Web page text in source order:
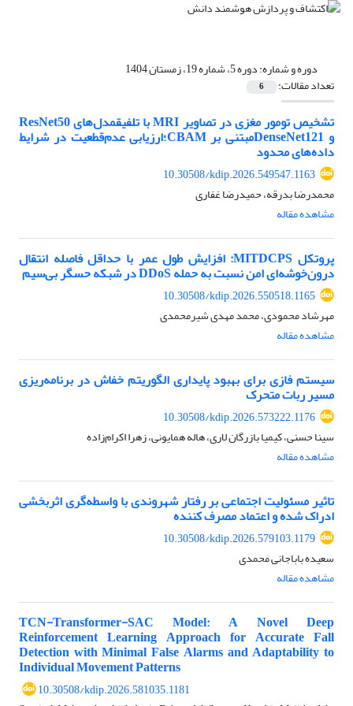
دوره و شماره:دوره 5، شماره 19، زمستان 1404
تعداد مقالات: 6
تشخیص تومور مغزی در تصاویر MRI با تلفیقمدل‌های ResNet50
و DenseNet121مبتنی بر CBAM؛ارزیابی عدم‌قطعیت در شرایط
داده‌های محدود
10.30508/kdip.2026.549547.1163
محمدرضا بدرقه، حمیدرضا غفاری
مشاهده مقاله
پروتکل MITDCPS: افزایش طول عمر با حداقل فاصله انتقال
درون‌خوشه‌ای امن نسبت به حمله DDoS در شبکه حسگر بی‌سیم
10.30508/kdip.2026.550518.1165
مهرشاد محمودی، محمد مهدی شیرمحمدی
مشاهده مقاله
سیستم فازی برای بهبود پایداری الگوریتم خفاش در برنامه‌ریزی
مسیر ربات متحرک
10.30508/kdip.2026.573222.1176
سینا حسنی، کیمیا بازرگان لاری، هاله همایونی، زهرا اکرام‌زاده
مشاهده مقاله
تاثیر مسئولیت اجتماعی بر رفتار شهروندی با واسطه‌گری اثربخشی
ادراک شده و اعتماد مصرف کننده
10.30508/kdip.2026.579103.1179
سعیده باباجانی محمدی
مشاهده مقاله
TCN-Transformer-SAC Model: A Novel Deep
Reinforcement Learning Approach for Accurate Fall
Detection with Minimal False Alarms and Adaptability to
Individual Movement Patterns
10.30508/kdip.2026.581035.1181